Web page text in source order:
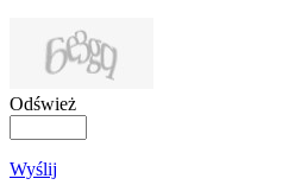
Odśwież
Wyślij